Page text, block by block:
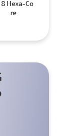
Hexa-Co
re